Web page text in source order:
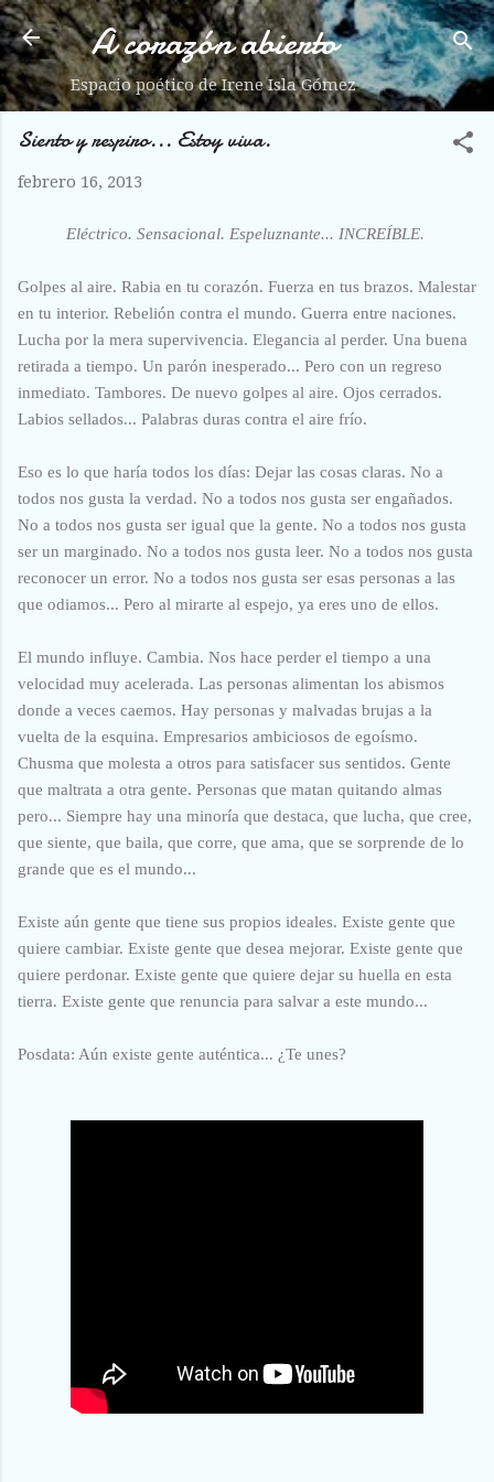
Ir al contenido principal
A corazón abierto
Espacio poético de Irene Isla Gómez
Siento y respiro... Estoy viva.
febrero 16, 2013
Eléctrico. Sensacional. Espeluznante... INCREÍBLE.
Golpes al aire. Rabia en tu corazón. Fuerza en tus brazos. Malestar
en tu interior. Rebelión contra el mundo. Guerra entre naciones.
Lucha por la mera supervivencia. Elegancia al perder. Una buena
retirada a tiempo. Un parón inesperado... Pero con un regreso
inmediato. Tambores. De nuevo golpes al aire. Ojos cerrados.
Labios sellados... Palabras duras contra el aire frío.
Eso es lo que haría todos los días: Dejar las cosas claras. No a
todos nos gusta la verdad. No a todos nos gusta ser engañados.
No a todos nos gusta ser igual que la gente. No a todos nos gusta
ser un marginado. No a todos nos gusta leer. No a todos nos gusta
reconocer un error. No a todos nos gusta ser esas personas a las
que odiamos... Pero al mirarte al espejo, ya eres uno de ellos.
El mundo influye. Cambia. Nos hace perder el tiempo a una
velocidad muy acelerada. Las personas alimentan los abismos
donde a veces caemos. Hay personas y malvadas brujas a la
vuelta de la esquina. Empresarios ambiciosos de egoísmo.
Chusma que molesta a otros para satisfacer sus sentidos. Gente
que maltrata a otra gente. Personas que matan quitando almas
pero... Siempre hay una minoría que destaca, que lucha, que cree,
que siente, que baila, que corre, que ama, que se sorprende de lo
grande que es el mundo...
Existe aún gente que tiene sus propios ideales. Existe gente que
quiere cambiar. Existe gente que desea mejorar. Existe gente que
quiere perdonar. Existe gente que quiere dejar su huella en esta
tierra. Existe gente que renuncia para salvar a este mundo...
Posdata: Aún existe gente auténtica... ¿Te unes?